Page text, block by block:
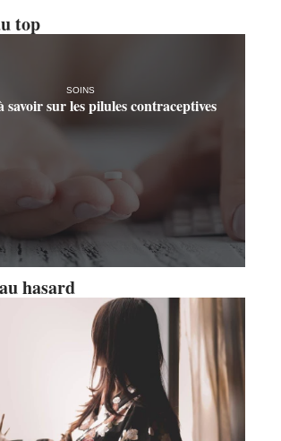
top
SOINS
savoir sur les pilules contraceptives
hasard